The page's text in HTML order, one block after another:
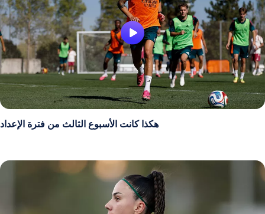
هكذا كانت الأسبوع الثالث من فترة الإعداد